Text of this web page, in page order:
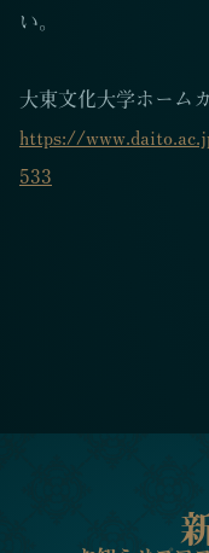
い。
大東文化大学ホーム
https://
533